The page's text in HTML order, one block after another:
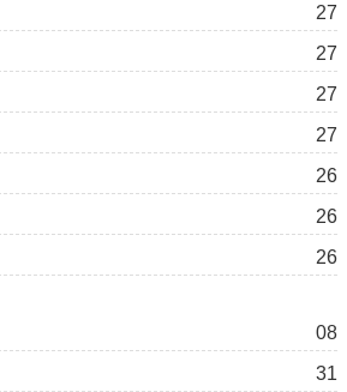
27
27
27
27
26
26
26
08
31